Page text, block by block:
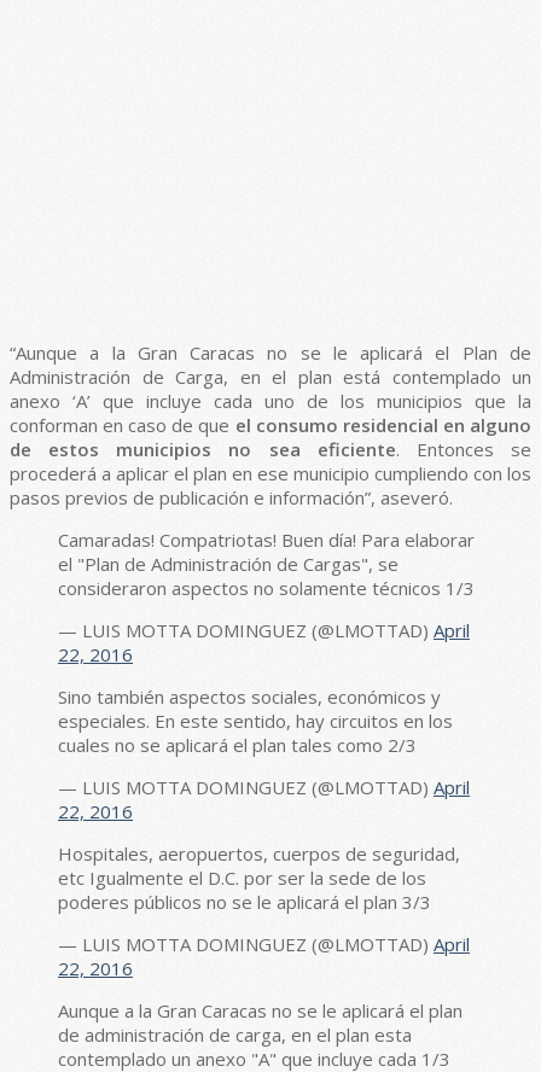
“Aunque a la Gran Caracas no se le aplicará el Plan de
Administración de Carga, en el plan está contemplado un
anexo ‘A’ que incluye cada uno de los municipios que la
conforman en caso de que el consumo residencial en alguno
de estos municipios no sea eficiente. Entonces se
procederá a aplicar el plan en ese municipio cumpliendo con los
pasos previos de publicación e información”, aseveró.
Camaradas! Compatriotas! Buen día! Para elaborar
el "Plan de Administración de Cargas", se
consideraron aspectos no solamente técnicos 1/3
— LUIS MOTTA DOMINGUEZ (@LMOTTAD) April
22, 2016
Sino también aspectos sociales, económicos y
especiales. En este sentido, hay circuitos en los
cuales no se aplicará el plan tales como 2/3
— LUIS MOTTA DOMINGUEZ (@LMOTTAD) April
22, 2016
Hospitales, aeropuertos, cuerpos de seguridad,
etc Igualmente el D.C. por ser la sede de los
poderes públicos no se le aplicará el plan 3/3
— LUIS MOTTA DOMINGUEZ (@LMOTTAD) April
22, 2016
Aunque a la Gran Caracas no se le aplicará el plan
de administración de carga, en el plan esta
contemplado un anexo "A" que incluye cada 1/3